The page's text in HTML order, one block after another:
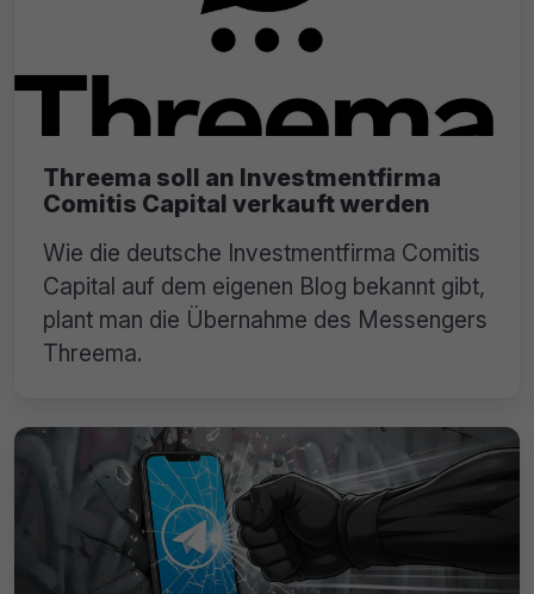
Threema soll an Investmentfirma
Comitis Capital verkauft werden
Wie die deutsche Investmentfirma Comitis
Capital auf dem eigenen Blog bekannt gibt,
plant man die Übernahme des Messengers
Threema.